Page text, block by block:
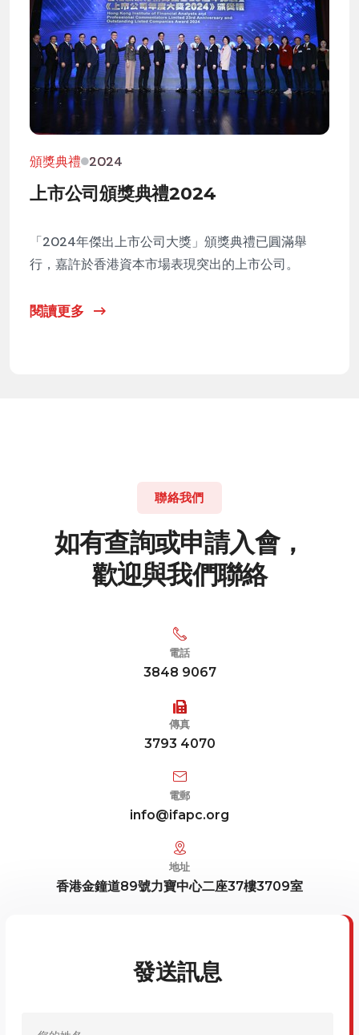
頒獎典禮 2024
上市公司頒獎典禮2024
「2024年傑出上市公司大獎」頒獎典禮已圓滿舉
行，嘉許於香港資本市場表現突出的上市公司。
閱讀更多
聯絡我們
如有查詢或申請入會，
歡迎與我們聯絡
電話
3848 9067
傳真
3793 4070
電郵
info@ifapc.org
地址
香港金鐘道89號力寶中心二座37樓3709室
發送訊息